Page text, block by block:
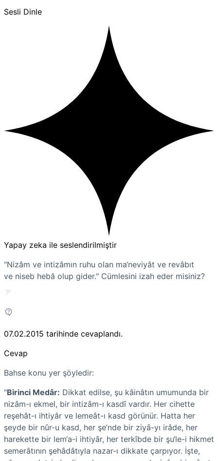
Sesli Dinle
Yapay zeka ile seslendirilmiştir
"Nizâm ve intizâmın ruhu olan ma‘neviyât ve revâbıt
ve niseb hebâ olup gider." Cümlesini izah eder misiniz?
07.02.2015 tarihinde cevaplandı.
Cevap
Bahse konu yer şöyledir:
"Birinci Medâr: Dikkat edilse, şu kâinâtın umumunda bir
nizâm-ı ekmel, bir intizâm-ı kasdî vardır. Her cihette
reşehât-ı ihtiyâr ve lemeât-ı kasd görünür. Hatta her
şeyde bir nûr-u kasd, her şe’nde bir ziyâ-yı irâde, her
harekette bir lem‘a-i ihtiyâr, her terkîbde bir şu‘le-i hikmet
se­merâtının şehâdâtıyla nazar-ı dikkate çarpıyor. İşte,